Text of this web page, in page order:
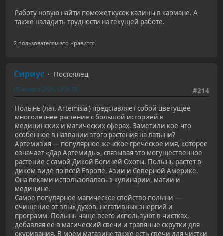
Работу новую найти поможет кусок калины в кармане. А
также наладить трудности на текущей работе.
2 пользователям это нравится.
Сириус
Постоялец
#214
05 января 2024, 12:31:58
Полынь (лат. Artemisia ) представляет собой цветущее
многолетнее растение с большой историей в
медицинских и магических сферах. Заметили кое-что
особенное в названии этого растения на латыни?
Артемизия — популярное женское греческое имя, которое
означает «Дар Артемиды», связывая это могущественное
растение с самой Дикой Богиней Охоты. Полынь растёт в
диком виде по всей Европе, Азии и Северной Америке.
Она веками использовалась в кулинарии, магии и
медицине.
Самое популярное магическое свойство полыни —
очищение от злых духов, негативных энергий и
программ. Полынь чаще всего используют в чистках,
добавляя её в магический свечи и травяные скрутки для
окуривания. В моём магазине также есть свечи для чистки